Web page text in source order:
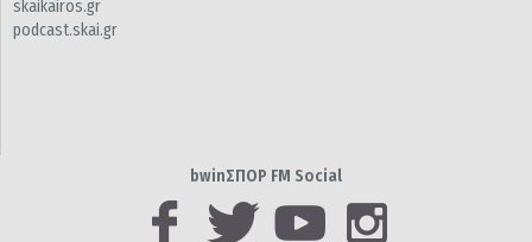
skaikairos.gr
podcast.skai.gr
bwinΣΠΟΡ FM Social